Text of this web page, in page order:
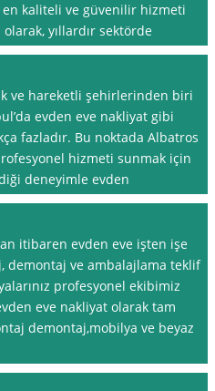
en kaliteli ve güvenilir hizmeti
yıllardır sektörde
ve hareketli şehirlerinden biri
evden eve nakliyat gibi
fazladır. Bu noktada Albatros
hizmeti sunmak için
deneyimle evden
itibaren evden eve işten işe
demontaj ve ambalajlama teklif
profesyonel ekibimiz
eve nakliyat olarak tam
demontaj,mobilya ve beyaz